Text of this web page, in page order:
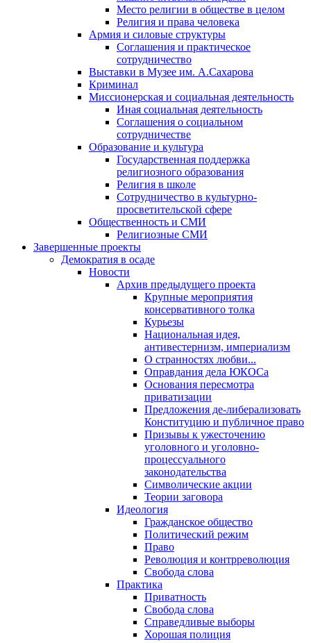
Место религии в обществе в целом
Религия и права человека
Армия и силовые структуры
Соглашения и практическое
сотрудничество
Выставки в Музее им. А.Сахарова
Криминал
Миссионерская и социальная деятельность
Иная социальная деятельность
Соглашения о социальном
сотрудничестве
Образование и культура
Государственная поддержка
религиозного образования
Религия в школе
Сотрудничество в культурно-
просветительской сфере
Общественность и СМИ
Религиозные СМИ
Завершенные проекты
Демократия в осаде
Новости
Архив предыдущего проекта
Крупные мероприятия
консервативного толка
Курьезы
Национальная идея,
антивестернизм, империализм
О странностях любви...
Оправдания дела ЮКОСа
Основания пересмотра
приватизации
Предложения де-либерализовать
Конституцию и публичное право
Призывы к ужесточению
уголовного и уголовно-
процессуального
законодательства
Символические акции
Теории заговора
Идеология
Гражданское общество
Политический режим
Право
Революция и контрреволюция
Свобода слова
Практика
Приватность
Свобода слова
Справедливые выборы
Хорошая полиция